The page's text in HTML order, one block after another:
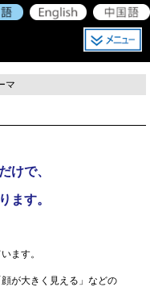
マ
けで、
ます。
ます。
が大きく見える」などの